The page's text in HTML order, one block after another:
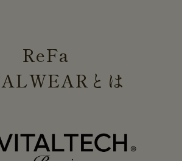
ReFa
とは